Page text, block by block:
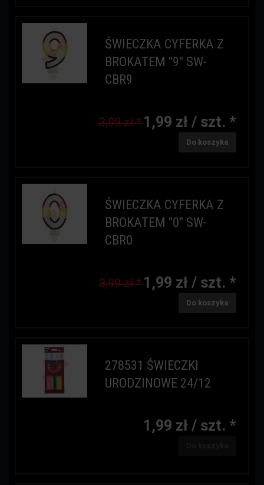
ŚWIECZKA CYFERKA Z
BROKATEM "9" SW-
CBR9
3,99 zł * 1,99 zł / szt. *
Do koszyka
ŚWIECZKA CYFERKA Z
BROKATEM "0" SW-
CBR0
3,99 zł * 1,99 zł / szt. *
Do koszyka
278531 ŚWIECZKI
URODZINOWE 24/12
1,99 zł / szt. *